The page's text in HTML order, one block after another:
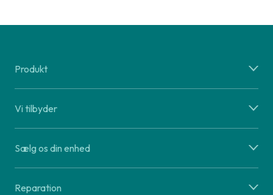
Produkt
Vi tilbyder
Sælg os din enhed
Reparation